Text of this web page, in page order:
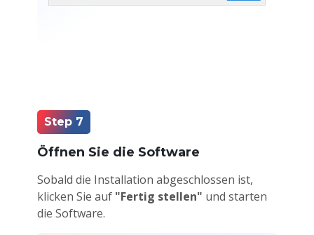
Step 7
Öffnen Sie die Software
Sobald die Installation abgeschlossen ist,
klicken Sie auf "Fertig stellen" und starten
die Software.